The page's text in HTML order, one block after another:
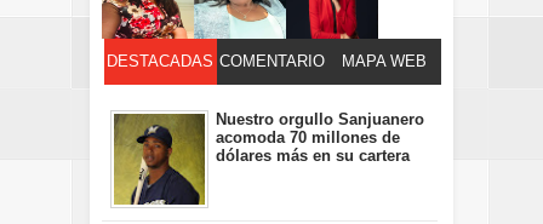
DESTACADAS COMENTARIO MAPA WEB
Nuestro orgullo Sanjuanero
acomoda 70 millones de
dólares más en su cartera